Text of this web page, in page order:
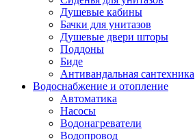
Душевые кабины
Бачки для унитазов
Душевые двери шторы
Поддоны
Биде
Антивандальная сантехника
Водоснабжение и отопление
Автоматика
Насосы
Водонагреватели
Водопровод